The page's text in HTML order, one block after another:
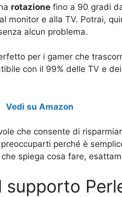
rotazione fino a 90 gradi
monitor e alla TV. Potrai,
alcun problema.
per i gamer che
con il 99% delle TV e
Vedi su Amazon
che consente di
perché è
spiega cosa fare,